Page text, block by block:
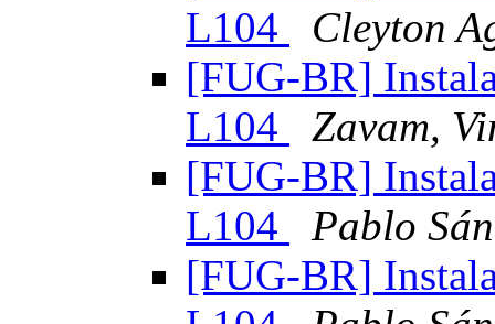
L104
Cleyton
[FUG-BR]
L104
Zavam,
[FUG-BR]
L104
Pablo
[FUG-BR]